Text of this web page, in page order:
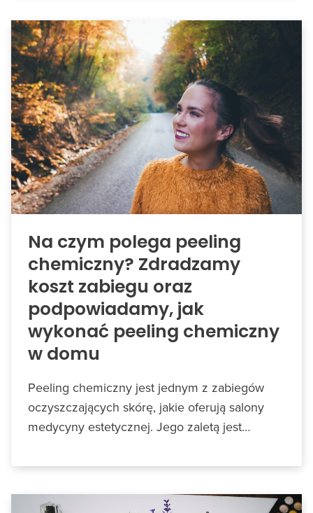
Na czym polega peeling
chemiczny? Zdradzamy
koszt zabiegu oraz
podpowiadamy, jak
wykonać peeling chemiczny
w domu
Peeling chemiczny jest jednym z zabiegów
oczyszczających skórę, jakie oferują salony
medycyny estetycznej. Jego zaletą jest…